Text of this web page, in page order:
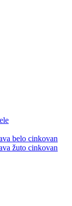
belo cinkovan
žuto cinkovan